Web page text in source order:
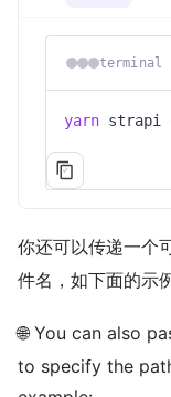
terminal
yarn strapi
你还可以传递一个
件名，如下面的示
🌐 You can also
to specify the